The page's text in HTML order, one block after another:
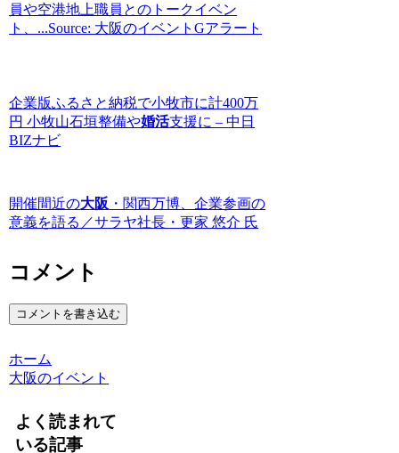
員や空港地上職員とのトークイベン
ト、...Source: 大阪のイベントGアラート
企業版ふるさと納税で小牧市に計400万
円 小牧山石垣整備や婚活支援に – 中日
BIZナビ
開催間近の大阪 ・関西万博、企業参画の
意義を語る／サラヤ社長・更家 悠介 氏
コメント
コメントを書き込む
ホーム
大阪のイベント
よく読まれて
いる記事